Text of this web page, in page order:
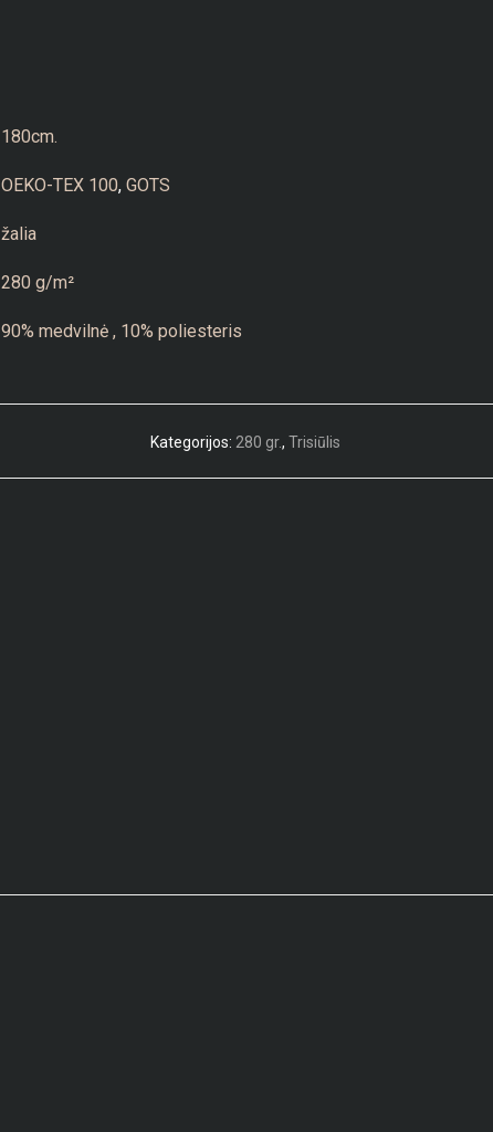
180cm.
OEKO-TEX 100, GOTS
žalia
280 g/m²
90% medvilnė , 10% poliesteris
Kategorijos: 280 gr., Trisiūlis